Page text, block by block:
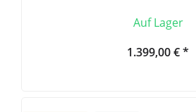
Auf Lager
1.399,00 € *